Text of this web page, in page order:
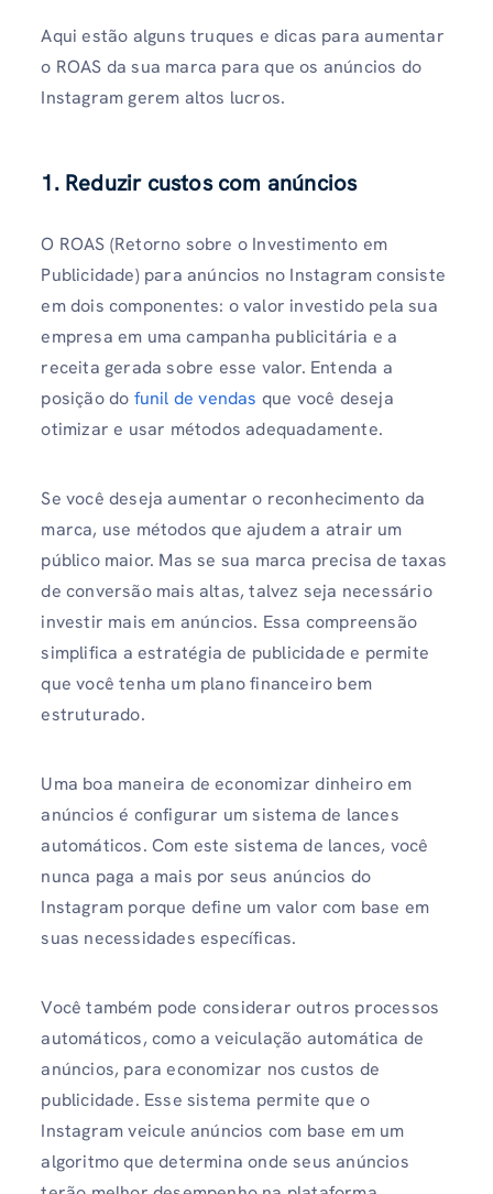
Aqui estão alguns truques e dicas para aumentar
o ROAS da sua marca para que os anúncios do
Instagram gerem altos lucros.
1. Reduzir custos com anúncios
O ROAS (Retorno sobre o Investimento em
Publicidade) para anúncios no Instagram consiste
em dois componentes: o valor investido pela sua
empresa em uma campanha publicitária e a
receita gerada sobre esse valor. Entenda a
posição do funil de vendas que você deseja
otimizar e usar métodos adequadamente.
Se você deseja aumentar o reconhecimento da
marca, use métodos que ajudem a atrair um
público maior. Mas se sua marca precisa de taxas
de conversão mais altas, talvez seja necessário
investir mais em anúncios. Essa compreensão
simplifica a estratégia de publicidade e permite
que você tenha um plano financeiro bem
estruturado.
Uma boa maneira de economizar dinheiro em
anúncios é configurar um sistema de lances
automáticos. Com este sistema de lances, você
nunca paga a mais por seus anúncios do
Instagram porque define um valor com base em
suas necessidades específicas.
Você também pode considerar outros processos
automáticos, como a veiculação automática de
anúncios, para economizar nos custos de
publicidade. Esse sistema permite que o
Instagram veicule anúncios com base em um
algoritmo que determina onde seus anúncios